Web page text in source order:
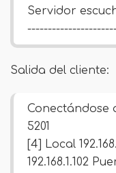
Servidor
Salida del cliente:
Conectándose
5201
[4] Local
192.168.1.102